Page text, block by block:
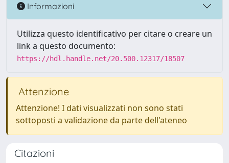
Informazioni
Utilizza questo identificativo per citare o creare un
link a questo documento:
https://hdl.handle.net/20.500.12317/18507
Attenzione
Attenzione! I dati visualizzati non sono stati
sottoposti a validazione da parte dell'ateneo
Citazioni